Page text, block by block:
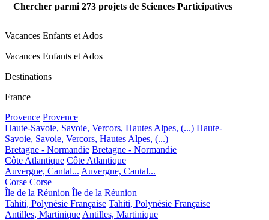
Chercher parmi 273 projets de Sciences Participatives
Vacances Enfants et Ados
Vacances Enfants et Ados
Destinations
France
Provence Provence
Haute-Savoie, Savoie, Vercors, Hautes Alpes, (...) Haute-
Savoie, Savoie, Vercors, Hautes Alpes, (...)
Bretagne - Normandie Bretagne - Normandie
Côte Atlantique Côte Atlantique
Auvergne, Cantal... Auvergne, Cantal...
Corse Corse
Île de la Réunion Île de la Réunion
Tahiti, Polynésie Française Tahiti, Polynésie Française
Antilles, Martinique Antilles, Martinique